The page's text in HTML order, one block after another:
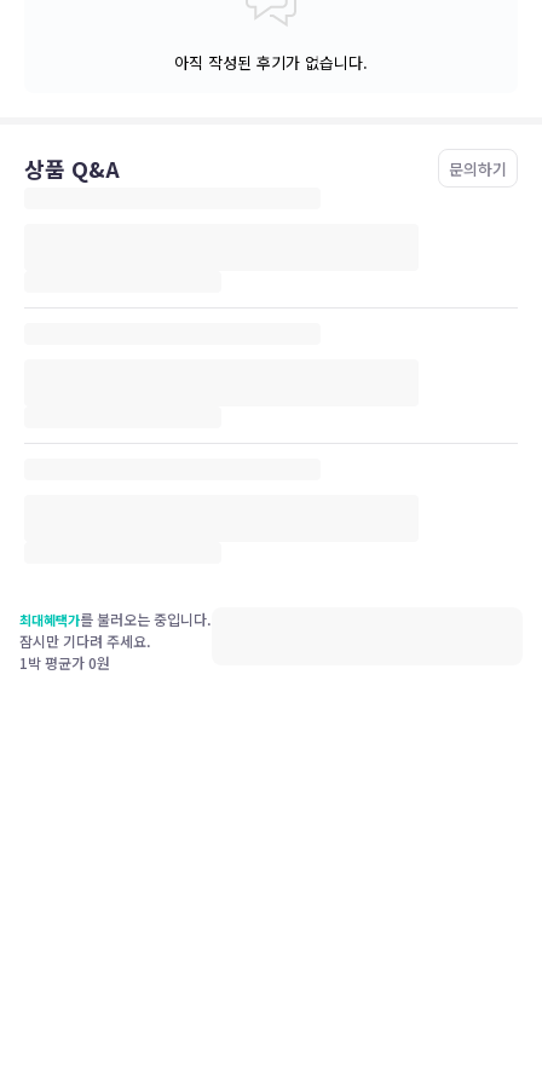
아직 작성된 후기가 없습니다.
상품 Q&A 문의하기
최대혜택가를 불러오는 중입니다.
잠시만 기다려 주세요.
1박 평균가0원